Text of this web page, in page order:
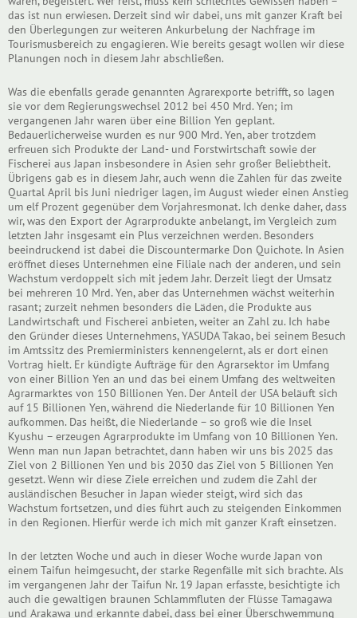
das ist nun erwiesen. Derzeit sind wir dabei, uns mit ganzer Kraft bei
den Überlegungen zur weiteren Ankurbelung der Nachfrage im
Tourismusbereich zu engagieren. Wie bereits gesagt wollen wir diese
Planungen noch in diesem Jahr abschließen.
Was die ebenfalls gerade genannten Agrarexporte betrifft, so lagen
sie vor dem Regierungswechsel 2012 bei 450 Mrd. Yen; im
vergangenen Jahr waren über eine Billion Yen geplant.
Bedauerlicherweise wurden es nur 900 Mrd. Yen, aber trotzdem
erfreuen sich Produkte der Land- und Forstwirtschaft sowie der
Fischerei aus Japan insbesondere in Asien sehr großer Beliebtheit.
Übrigens gab es in diesem Jahr, auch wenn die Zahlen für das zweite
Quartal April bis Juni niedriger lagen, im August wieder einen Anstieg
um elf Prozent gegenüber dem Vorjahresmonat. Ich denke daher, dass
wir, was den Export der Agrarprodukte anbelangt, im Vergleich zum
letzten Jahr insgesamt ein Plus verzeichnen werden. Besonders
beeindruckend ist dabei die Discountermarke Don Quichote. In Asien
eröffnet dieses Unternehmen eine Filiale nach der anderen, und sein
Wachstum verdoppelt sich mit jedem Jahr. Derzeit liegt der Umsatz
bei mehreren 10 Mrd. Yen, aber das Unternehmen wächst weiterhin
rasant; zurzeit nehmen besonders die Läden, die Produkte aus
Landwirtschaft und Fischerei anbieten, weiter an Zahl zu. Ich habe
den Gründer dieses Unternehmens, YASUDA Takao, bei seinem Besuch
im Amtssitz des Premierministers kennengelernt, als er dort einen
Vortrag hielt. Er kündigte Aufträge für den Agrarsektor im Umfang
von einer Billion Yen an und das bei einem Umfang des weltweiten
Agrarmarktes von 150 Billionen Yen. Der Anteil der USA beläuft sich
auf 15 Billionen Yen, während die Niederlande für 10 Billionen Yen
aufkommen. Das heißt, die Niederlande – so groß wie die Insel
Kyushu – erzeugen Agrarprodukte im Umfang von 10 Billionen Yen.
Wenn man nun Japan betrachtet, dann haben wir uns bis 2025 das
Ziel von 2 Billionen Yen und bis 2030 das Ziel von 5 Billionen Yen
gesetzt. Wenn wir diese Ziele erreichen und zudem die Zahl der
ausländischen Besucher in Japan wieder steigt, wird sich das
Wachstum fortsetzen, und dies führt auch zu steigenden Einkommen
in den Regionen. Hierfür werde ich mich mit ganzer Kraft einsetzen.
In der letzten Woche und auch in dieser Woche wurde Japan von
einem Taifun heimgesucht, der starke Regenfälle mit sich brachte. Als
im vergangenen Jahr der Taifun Nr. 19 Japan erfasste, besichtigte ich
auch die gewaltigen braunen Schlammfluten der Flüsse Tamagawa
und Arakawa und erkannte dabei, dass bei einer Überschwemmung